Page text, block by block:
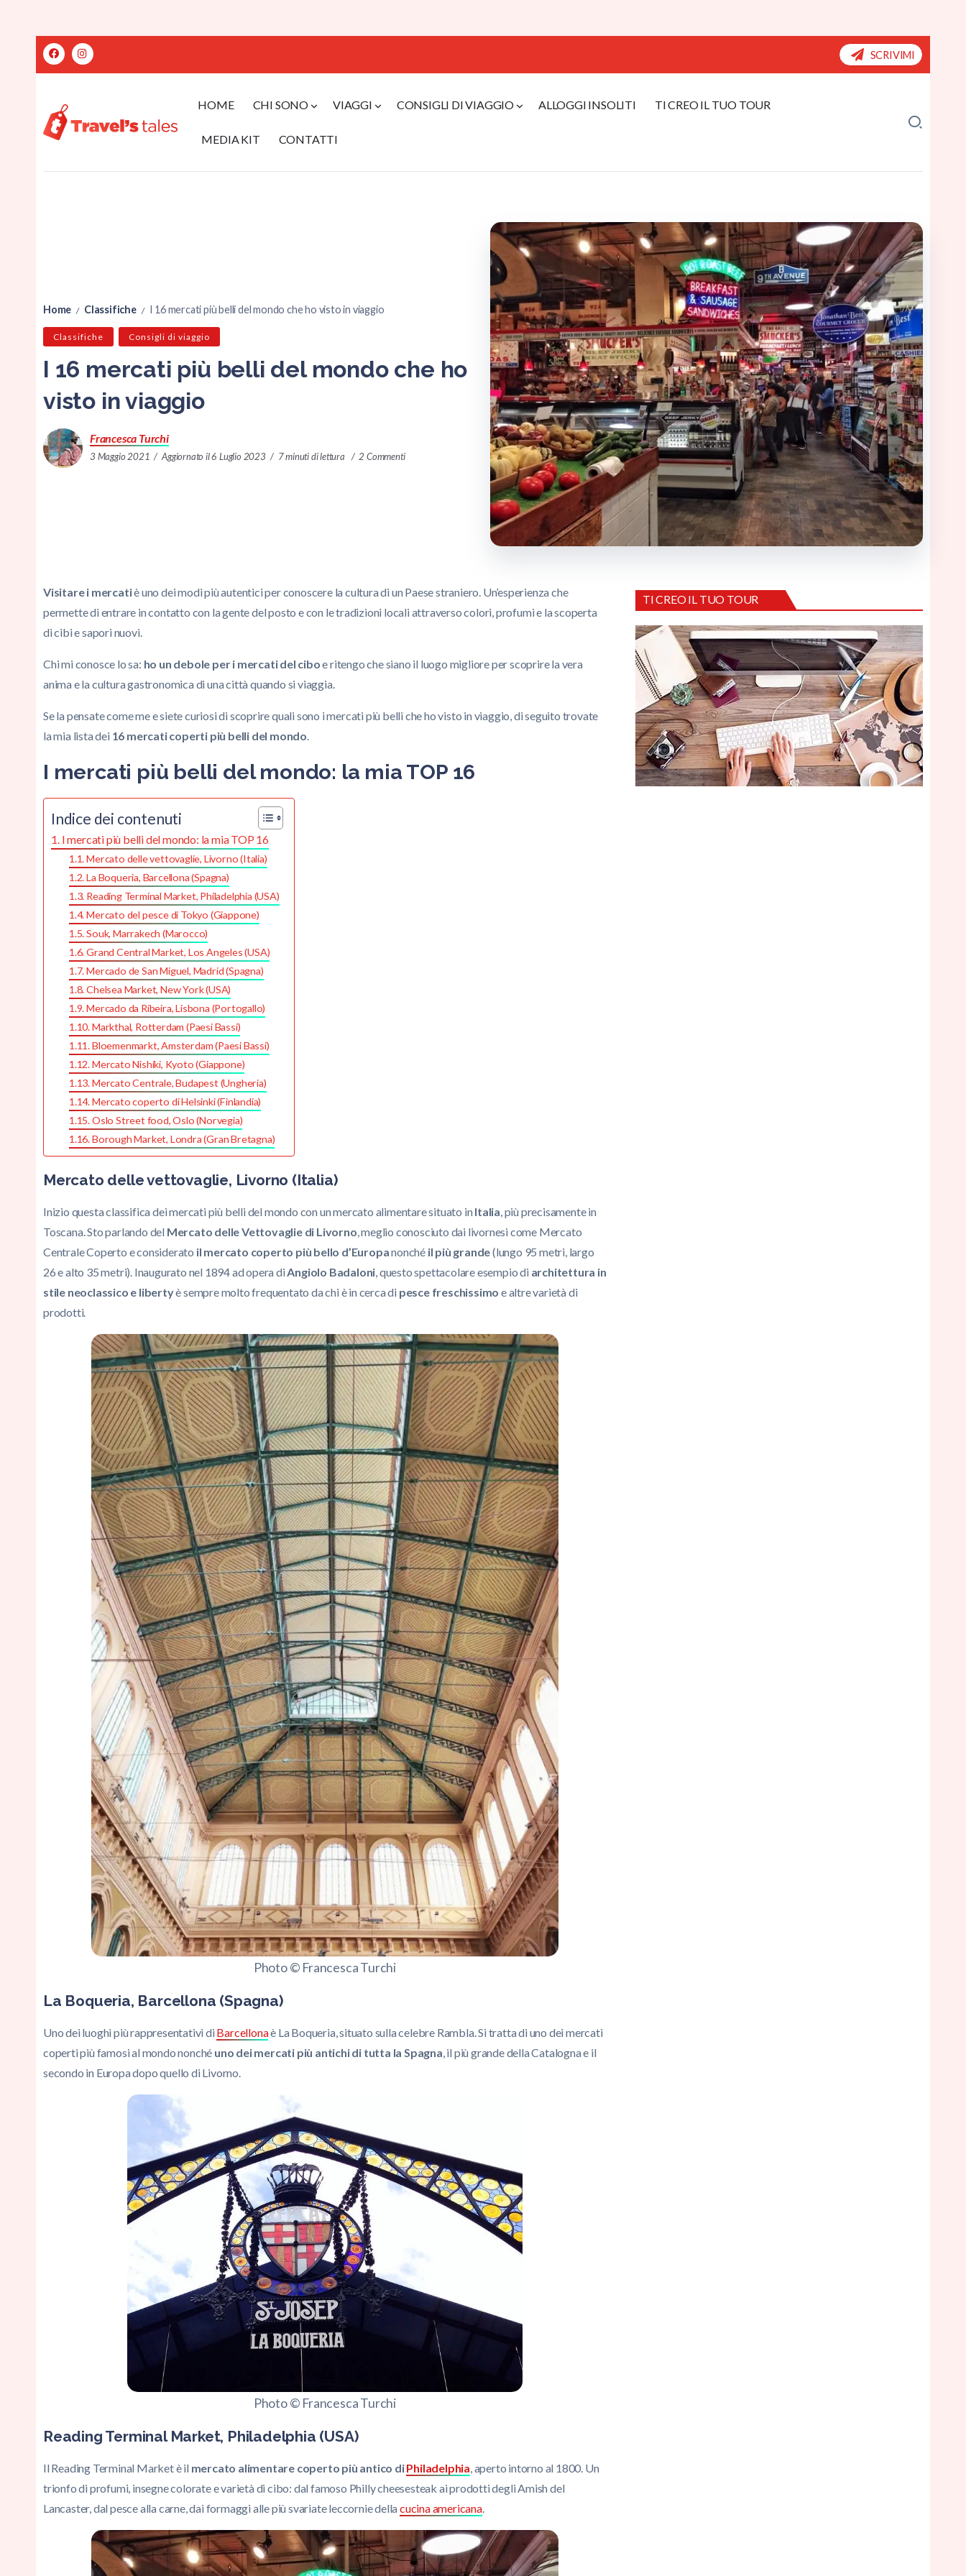
SCRIVIMI
HOME CHI SONO VIAGGI CONSIGLI DI VIAGGIO ALLOGGI INSOLITI TI CREO IL TUO TOUR
MEDIA KIT CONTATTI
Home / Classifiche / I 16 mercati più belli del mondo che ho visto in viaggio
Classifiche Consigli di viaggio
I 16 mercati più belli del mondo che ho
visto in viaggio
Francesca Turchi
3 Maggio 2021 Aggiornato il 6 Luglio 2023 7 minuti di lettura 2 Commenti
Visitare i mercatiè uno dei modi più autentici per conoscere la cultura di un Paese straniero. Un’esperienza che
permette di entrare in contatto con la gente del posto e con le tradizioni locali attraverso colori, profumi e la scoperta
di cibi e sapori nuovi.
Chi mi conosce lo sa: ho un debole per i mercati del ciboe ritengo che siano il luogo migliore per scoprire la vera
anima e la cultura gastronomica di una città quando si viaggia.
Se la pensate come me e siete curiosi di scoprire quali sono i mercati più belli che ho visto in viaggio, di seguito trovate
la mia lista dei 16 mercati coperti più belli del mondo.
I mercati più belli del mondo: la mia TOP 16
Indice dei contenuti
I mercati più belli del mondo: la mia TOP 16
Mercato delle vettovaglie, Livorno (Italia)
La Boqueria, Barcellona (Spagna)
Reading Terminal Market, Philadelphia (USA)
Mercato del pesce di Tokyo (Giappone)
Souk, Marrakech (Marocco)
Grand Central Market, Los Angeles (USA)
Mercado de San Miguel, Madrid (Spagna)
Chelsea Market, New York (USA)
Mercado da Ribeira, Lisbona (Portogallo)
Markthal, Rotterdam (Paesi Bassi)
Bloemenmarkt, Amsterdam (Paesi Bassi)
Mercato Nishiki, Kyoto (Giappone)
Mercato Centrale, Budapest (Ungheria)
Mercato coperto di Helsinki (Finlandia)
Oslo Street food, Oslo (Norvegia)
Borough Market, Londra (Gran Bretagna)
Mercato delle vettovaglie, Livorno (Italia)
Inizio questa classifica dei mercati più belli del mondo con un mercato alimentare situato in Italia , più precisamente in
Toscana. Sto parlando del Mercato delle Vettovaglie di Livorno , meglio conosciuto dai livornesi come Mercato
Centrale Coperto e considerato il mercato coperto più bello d’Europanonché il più grande(lungo 95 metri, largo
26 e alto 35 metri). Inaugurato nel 1894 ad opera di Angiolo Badaloni , questo spettacolare esempio di architettura in
stile neoclassico e libertyè sempre molto frequentato da chi è in cerca di pesce freschissimo e altre varietà di
prodotti.
Photo © Francesca Turchi
La Boqueria, Barcellona (Spagna)
Uno dei luoghi più rappresentativi di Barcellonaè La Boqueria, situato sulla celebre Rambla. Si tratta di uno dei mercati
coperti più famosi al mondo nonché uno dei mercati più antichi di tutta la Spagna, il più grande della Catalogna e il
secondo in Europa dopo quello di Livorno.
Photo © Francesca Turchi
Reading Terminal Market, Philadelphia (USA)
Il Reading Terminal Market è il mercato alimentare coperto più antico diPhiladelphia, aperto intorno al 1800. Un
trionfo di profumi, insegne colorate e varietà di cibo: dal famoso Philly cheesesteak ai prodotti degli Amish del
Lancaster, dal pesce alla carne, dai formaggi alle più svariate leccornie della cucina americana.
TI CREO IL TUO TOUR